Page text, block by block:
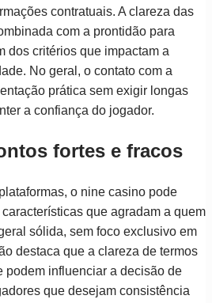
contratuais. A clareza das
com a prontidão para
dos critérios que impactam a
No geral, o contato com a
prática sem exigir longas
a confiança do jogador.
fortes e fracos
o nine casino pode
que agradam a quem
sólida, sem foco exclusivo em
destaca que a clareza de termos
podem influenciar a decisão de
que desejam consistência